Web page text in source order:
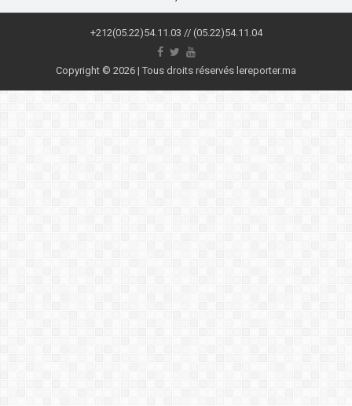
+212(05.22)54.11.03 // (05.22)54.11.04
Copyright © 2026 | Tous droits réservés lereporter.ma